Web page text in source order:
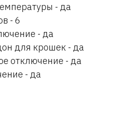
- да
- 6
- да
для крошек - да
отключение - да
- да